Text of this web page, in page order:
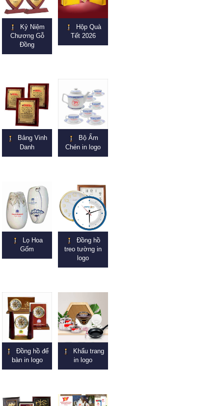
Kỷ Niệm
Chương Gỗ
Đồng
Hộp Quà
Tết 2026
Bảng Vinh
Danh
Bộ Ấm
Chén in logo
Lọ Hoa
Gốm
Đồng hồ
treo tường in
logo
Đồng hồ để
bàn in logo
Khẩu trang
in logo